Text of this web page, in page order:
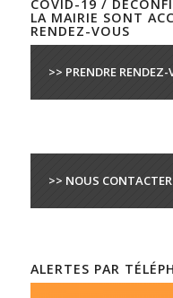
COVID-19 /
LA MAIRIE SONT
RENDEZ-VOUS
>> PRENDRE RENDEZ-
>> NOUS CONTACTER
ALERTES PAR